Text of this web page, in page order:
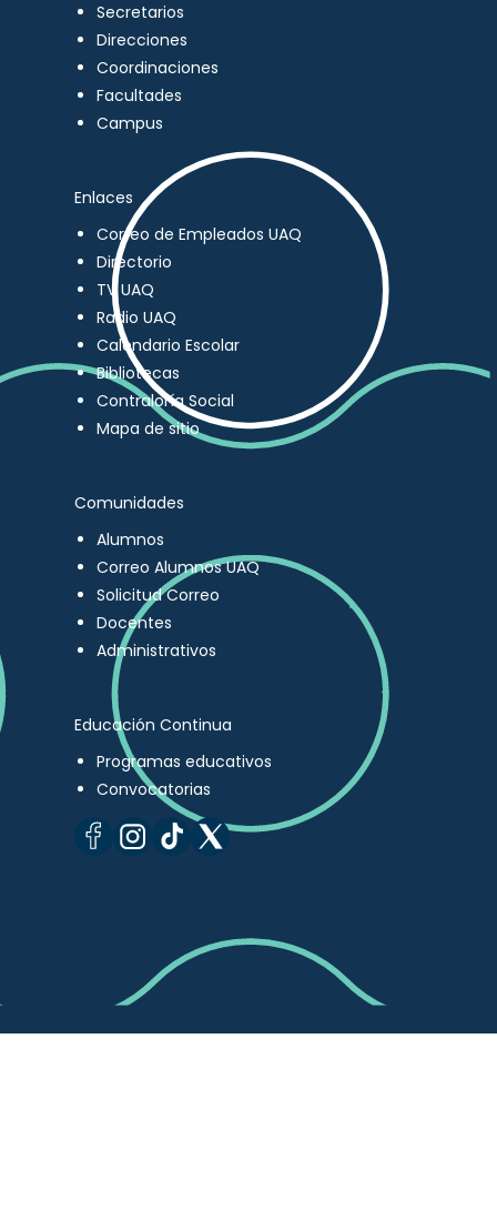
Secretarios
Direcciones
Coordinaciones
Facultades
Campus
Enlaces
Correo de Empleados UAQ
Directorio
TV UAQ
Radio UAQ
Calendario Escolar
Bibliotecas
Contraloría Social
Mapa de sitio
Comunidades
Alumnos
Correo Alumnos UAQ
Solicitud Correo
Docentes
Administrativos
Educación Continua
Programas educativos
Convocatorias